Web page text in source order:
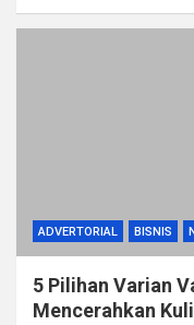
ADVERTORIAL BISNIS
5 Pilihan Varian
Mencerahkan